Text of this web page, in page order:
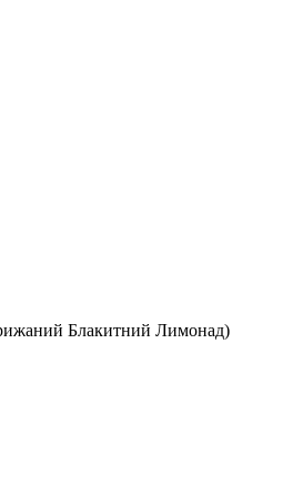
Блакитний Лимонад)